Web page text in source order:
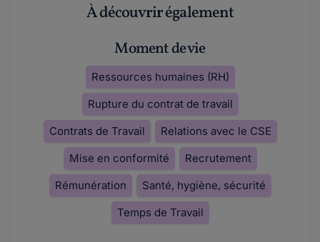
À découvrir également
Moment de vie
Ressources humaines (RH)
Rupture du contrat de travail
Contrats de Travail
Relations avec le CSE
Mise en conformité
Recrutement
Rémunération
Santé, hygiène, sécurité
Temps de Travail